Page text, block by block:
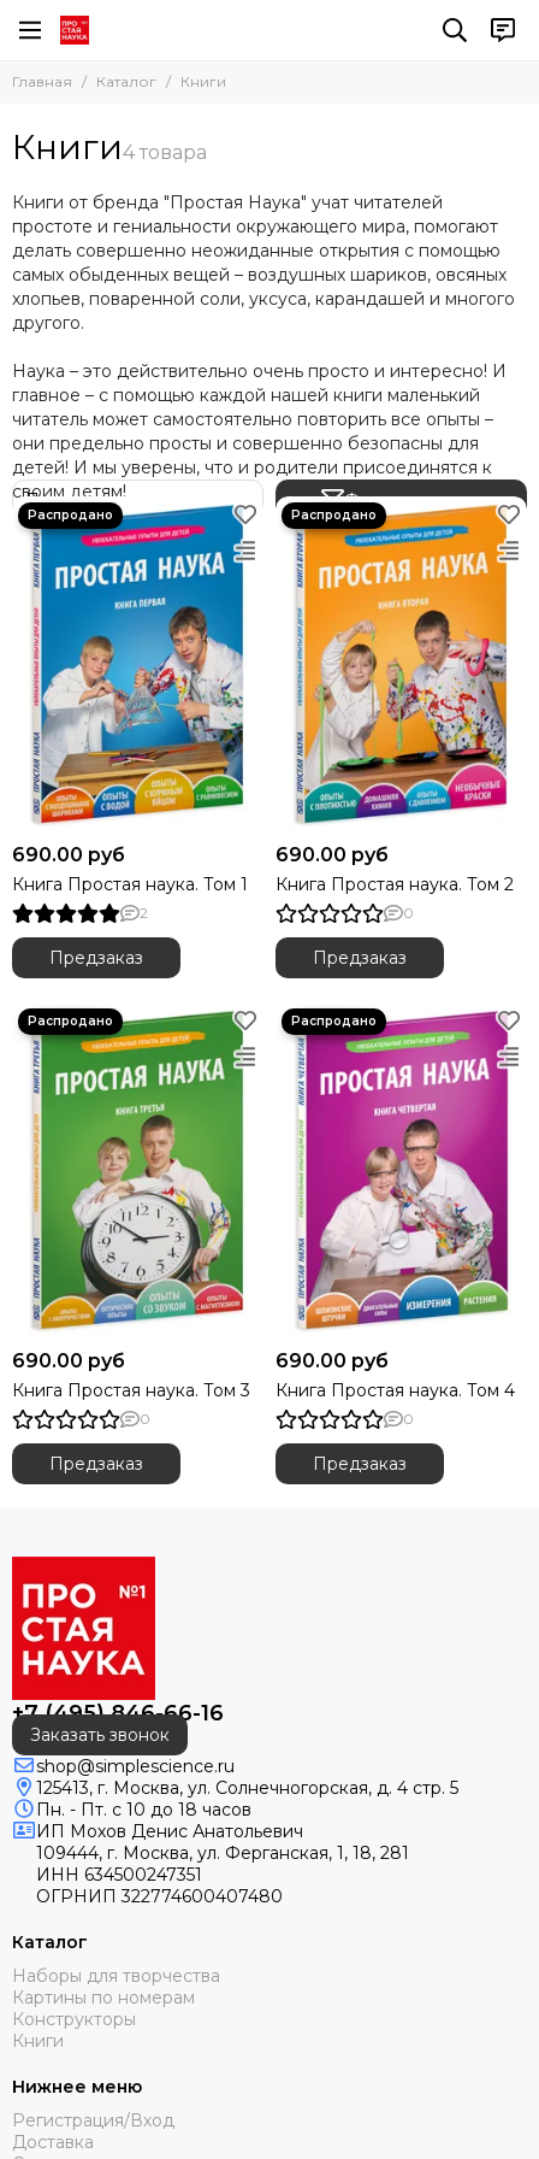
Главная Каталог Книги
Книги
Книги от бренда "Простая Наука" учат читателей
простоте и гениальности окружающего мира, помогают
делать совершенно неожиданные открытия с помощью
самых обыденных вещей – воздушных шариков, овсяных
хлопьев, поваренной соли, уксуса, карандашей и многого
другого.
Наука – это действительно очень просто и интересно! И
главное – с помощью каждой нашей книги маленький
читатель может самостоятельно повторить все опыты –
они предельно просты и совершенно безопасны для
детей! И мы уверены, что и родители присоединятся к
своим детям!
Фильтр товаров
690.00 руб
Книга Простая наука. Том 1
2
Предзаказ
690.00 руб
Книга Простая наука. Том 2
0
Предзаказ
690.00 руб
Книга Простая наука. Том 3
0
Предзаказ
690.00 руб
Книга Простая наука. Том 4
0
Предзаказ
+7 (495) 846-66-16
Заказать звонок
shop@simplescience.ru
125413, г. Москва, ул. Солнечногорская, д. 4 стр. 5
Пн. - Пт. с 10 до 18 часов
ИП Мохов Денис Анатольевич
109444, г. Москва, ул. Ферганская, 1, 18, 281
ИНН 634500247351
ОГРНИП322774600407480
Каталог
Наборы для творчества
Картины по номерам
Конструкторы
Книги
Нижнее меню
Регистрация/Вход
Доставка